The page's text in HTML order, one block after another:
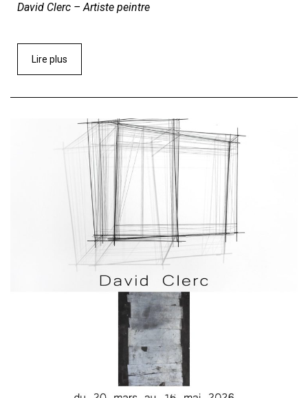
David Clerc – Artiste peintre
Lire plus